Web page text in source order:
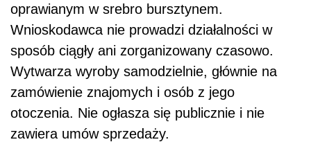
oprawianym w srebro bursztynem.
Wnioskodawca nie prowadzi działalności w
sposób ciągły ani zorganizowany czasowo.
Wytwarza wyroby samodzielnie, głównie na
zamówienie znajomych i osób z jego
otoczenia. Nie ogłasza się publicznie i nie
zawiera umów sprzedaży.